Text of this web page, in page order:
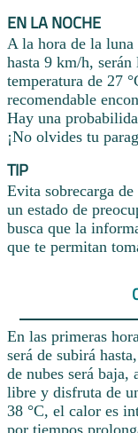
EN LA NOCHE
A la hora de la
hasta 9 km/h,
temperatura de 27
recomendable
Hay una
¡No olvides tu
TIP
Evita sobrecarga
un estado de
busca que la
que te permitan
En las primeras
será de subirá
de nubes será baja,
libre y disfruta de
38 °C, el calor es